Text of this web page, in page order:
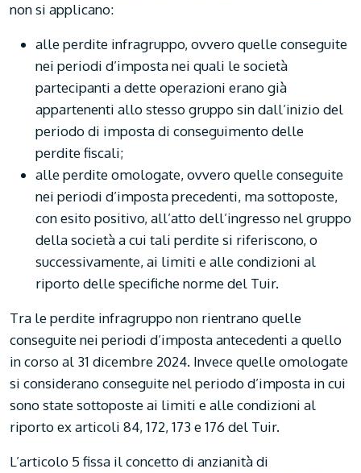
non si applicano:
alle perdite infragruppo, ovvero quelle conseguite
nei periodi d’imposta nei quali le società
partecipanti a dette operazioni erano già
appartenenti allo stesso gruppo sin dall’inizio del
periodo di imposta di conseguimento delle
perdite fiscali;
alle perdite omologate, ovvero quelle conseguite
nei periodi d’imposta precedenti, ma sottoposte,
con esito positivo, all’atto dell’ingresso nel gruppo
della società a cui tali perdite si riferiscono, o
successivamente, ai limiti e alle condizioni al
riporto delle specifiche norme del Tuir.
Tra le perdite infragruppo non rientrano quelle
conseguite nei periodi d’imposta antecedenti a quello
in corso al 31 dicembre 2024. Invece quelle omologate
si considerano conseguite nel periodo d’imposta in cui
sono state sottoposte ai limiti e alle condizioni al
riporto ex articoli 84, 172, 173 e 176 del Tuir.
L’articolo 5 fissa il concetto di anzianità di